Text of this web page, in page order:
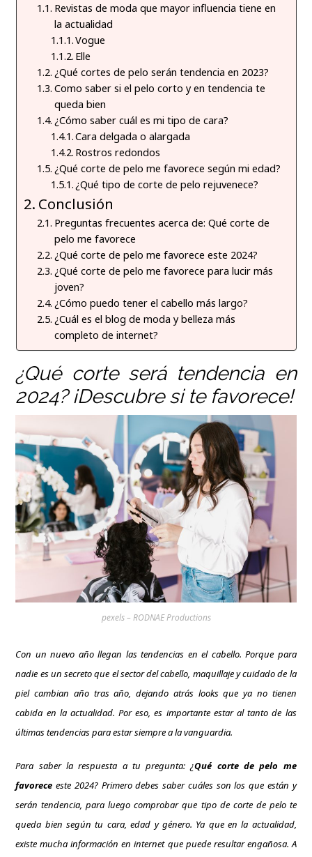
Revistas de moda que mayor influencia tiene en
la actualidad
Vogue
Elle
¿Qué cortes de pelo serán tendencia en 2023?
Como saber si el pelo corto y en tendencia te
queda bien
¿Cómo saber cuál es mi tipo de cara?
Cara delgada o alargada
Rostros redondos
¿Qué corte de pelo me favorece según mi edad?
¿Qué tipo de corte de pelo rejuvenece?
Conclusión
Preguntas frecuentes acerca de: Qué corte de
pelo me favorece
¿Qué corte de pelo me favorece este 2024?
¿Qué corte de pelo me favorece para lucir más
joven?
¿Cómo puedo tener el cabello más largo?
¿Cuál es el blog de moda y belleza más
completo de internet?
¿Qué corte será tendencia en
2024? ¡Descubre si te favorece!
pexels – RODNAE Productions
Con un nuevo año llegan las tendencias en el cabello. Porque para
nadie es un secreto que el sector del cabello, maquillaje y cuidado de la
piel cambian año tras año, dejando atrás looks que ya no tienen
cabida en la actualidad. Por eso, es importante estar al tanto de las
últimas tendencias para estar siempre a la vanguardia.
Para saber la respuesta a tu pregunta: ¿Qué corte de pelo me
favoreceeste 2024? Primero debes saber cuáles son los que están y
serán tendencia, para luego comprobar que tipo de corte de pelo te
queda bien según tu cara, edad y género. Ya que en la actualidad,
existe mucha información en internet que puede resultar engañosa. A